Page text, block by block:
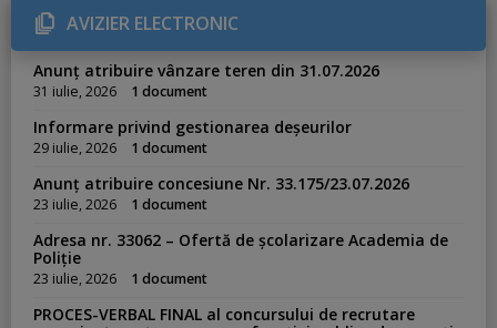
AVIZIER ELECTRONIC
Anunț atribuire vânzare teren din 31.07.2026
31 iulie, 2026 1 document
Informare privind gestionarea deșeurilor
29 iulie, 2026 1 document
Anunț atribuire concesiune Nr. 33.175/23.07.2026
23 iulie, 2026 1 document
Adresa nr. 33062 – Ofertă de școlarizare Academia de
Poliție
23 iulie, 2026 1 document
PROCES-VERBAL FINAL al concursului de recrutare